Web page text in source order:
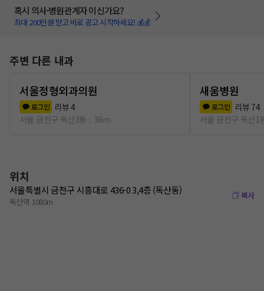
혹시 의사·병원관계자 이신가요?
최대 200만원 받고 바로 광고 시작하세요! 💰💰
주변 다른 내과
서울정형외과의원
로그인 리뷰4
서울 금천구 독산3동
36m
새움병원
로그인 리뷰 74
서울 금천구 독산1
위치
서울특별시 금천구 시흥대로 436-0 3,4층 (독산동)
독산역 1080m
복사